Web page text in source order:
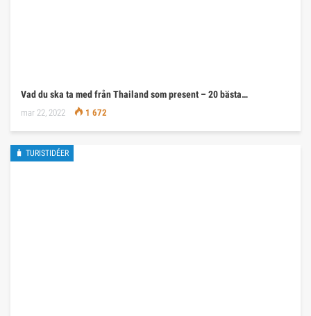
Vad du ska ta med från Thailand som present – 20 bästa…
mar 22, 2022 1 672
🧳 TURISTIDÉER